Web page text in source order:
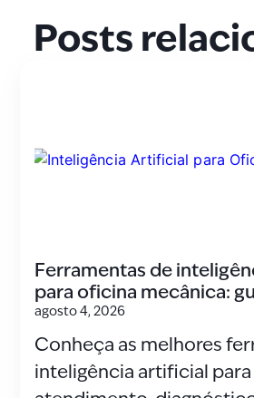
Posts
Ferramentas de
para oficina mecânica:
agosto 4, 2026
Conheça as melhores
inteligência artificial